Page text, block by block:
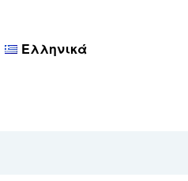
Ελληνικά